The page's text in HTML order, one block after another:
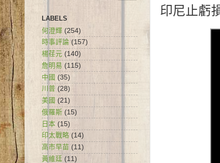
印尼止虧
LABELS
何澄輝 (254)
時事評論 (157)
楊荏元 (140)
詹明易 (115)
中國 (35)
川普 (28)
美國 (21)
俄羅斯 (15)
日本 (15)
印太戰略 (14)
高市早苗 (11)
黃維廷 (11)